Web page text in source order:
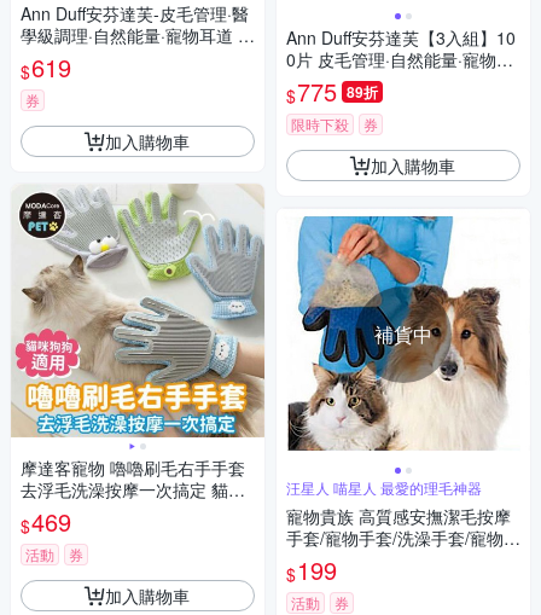
Ann Duff安芬達芙-皮毛管理·醫
學級調理·自然能量·寵物耳道 |
眼部 護理液 100ml
$619
券
加入購物車
摩達客寵物 嚕嚕刷毛右手手套
去浮毛洗澡按摩一次搞定 貓咪
狗狗適用
$469
活動 券
加入購物車
Ann Duff安芬達芙【3入組】10
0片 皮毛管理·自然能量·寵物眼
部/耳部 濕巾
$775 89折
限時下殺 券
加入購物車
補貨中
汪星人 喵星人 最愛的理毛神器
寵物貴族 高質感安撫潔毛按摩
手套/寵物手套/洗澡手套/寵物梳
毛(二入組)
$199
活動 券